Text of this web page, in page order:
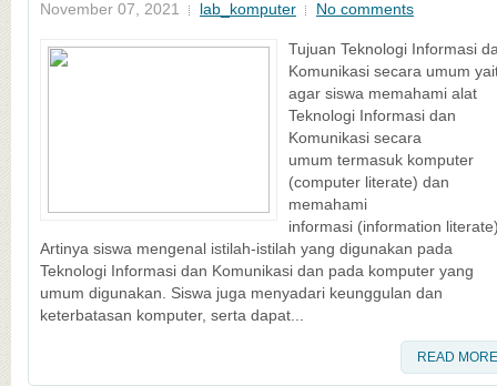
November 07, 2021 lab_komputer No comments
Tujuan Teknologi Informasi
Komunikasi secara umum
agar siswa memahami alat
Teknologi Informasi dan
Komunikasi secara
umum termasuk komputer
(computer literate) dan
memahami
informasi (information
Artinya siswa mengenal istilah-istilah yang digunakan pada
Teknologi Informasi dan Komunikasi dan pada komputer yang
umum digunakan. Siswa juga menyadari keunggulan dan
keterbatasan komputer, serta dapat...
READ MORE